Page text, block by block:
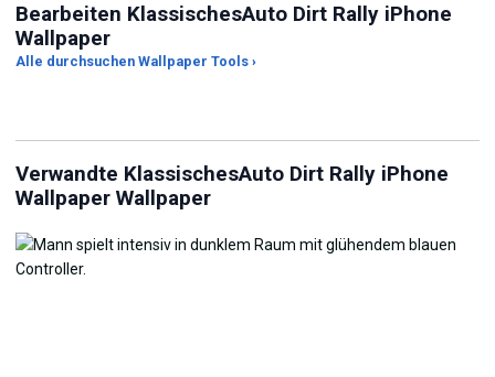
Bearbeiten KlassischesAuto Dirt Rally iPhone
Wallpaper
Alle durchsuchen Wallpaper Tools ›
Seitenverhältnis-
Beschneider
JPG-zu-PNG-Konverter
Verwandte KlassischesAuto Dirt Rally iPhone
Wallpaper Wallpaper